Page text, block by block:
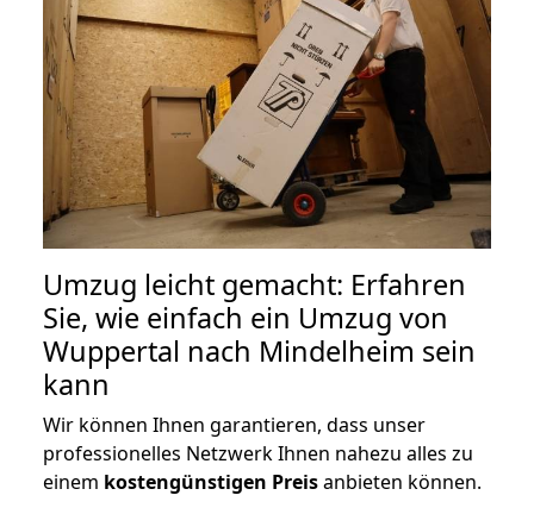
Umzug leicht gemacht: Erfahren
Sie, wie einfach ein Umzug von
Wuppertal nach Mindelheim sein
kann
Wir können Ihnen garantieren, dass unser
professionelles Netzwerk Ihnen nahezu alles zu
einem kostengünstigen Preisanbieten können.